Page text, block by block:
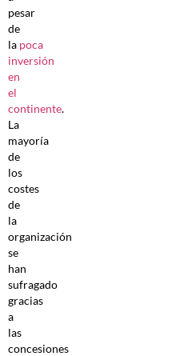
pesar
de
la poca
inversión
en
el
continente.
La
mayoría
de
los
costes
de
la
organización
se
han
sufragado
gracias
a
las
concesiones